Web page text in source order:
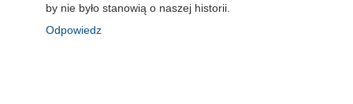
by nie było stanowią o naszej historii.
Odpowiedz